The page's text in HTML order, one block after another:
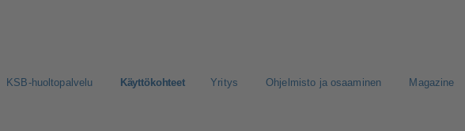
KSB-huoltopalvelu Käyttökohteet Yritys Ohjelmisto ja osaaminen Magazine